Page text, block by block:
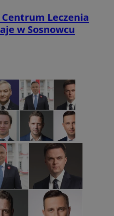
Leczenia
w Sosnowcu